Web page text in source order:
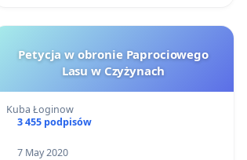
Petycja w obronie Paprociowego
Lasu w Czyżynach
Kuba Łoginow
3 455 podpisów
7 May 2020